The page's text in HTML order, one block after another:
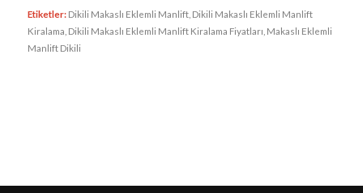
Etiketler: Dikili Makaslı Eklemli Manlift, Dikili Makaslı Eklemli Manlift
Kiralama Dikili Makaslı Eklemli Manlift Kiralama Fiyatları Makaslı Eklemli
Manlift Dikili